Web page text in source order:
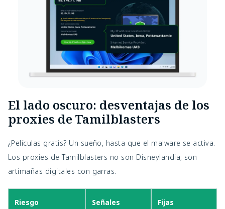
El lado oscuro: desventajas de los
proxies de Tamilblasters
¿Películas gratis? Un sueño, hasta que el malware se activa.
Los proxies de Tamilblasters no son Disneylandia; son
artimañas digitales con garras.
Riesgo Señales Probabilidades
Fijas